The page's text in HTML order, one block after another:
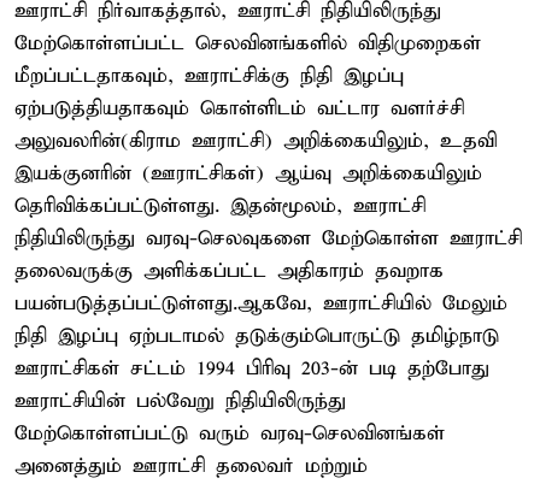
ஊராட்சி நிர்வாகத்தால், ஊராட்சி நிதியிலிருந்து
மேற்கொள்ளப்பட்ட செலவினங்களில் விதிமுறைகள்
மீறப்பட்டதாகவும், ஊராட்சிக்கு நிதி இழப்பு
ஏற்படுத்தியதாகவும் கொள்ளிடம் வட்டார வளர்ச்சி
அலுவலரின்(கிராம ஊராட்சி) அறிக்கையிலும், உதவி
இயக்குனரின் (ஊராட்சிகள்) ஆய்வு அறிக்கையிலும்
தெரிவிக்கப்பட்டுள்ளது. இதன்மூலம், ஊராட்சி
நிதியிலிருந்து வரவு-செலவுகளை மேற்கொள்ள ஊராட்சி
தலைவருக்கு அளிக்கப்பட்ட அதிகாரம் தவறாக
பயன்படுத்தப்பட்டுள்ளது.ஆகவே, ஊராட்சியில் மேலும்
நிதி இழப்பு ஏற்படாமல் தடுக்கும்பொருட்டு தமிழ்நாடு
ஊராட்சிகள் சட்டம் 1994 பிரிவு 203-ன் படி தற்போது
ஊராட்சியின் பல்வேறு நிதியிலிருந்து
மேற்கொள்ளப்பட்டு வரும் வரவு-செலவினங்கள்
அனைத்தும் ஊராட்சி தலைவர் மற்றும்